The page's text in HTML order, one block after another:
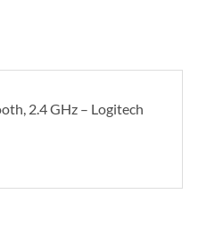
2.4 GHz – Logitech